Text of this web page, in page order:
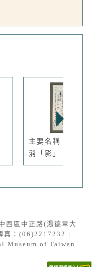
主要名稱：三電視台
消「影」
西區中正路(湯德章大
真：(06)2217232 |
Museum of Taiwan